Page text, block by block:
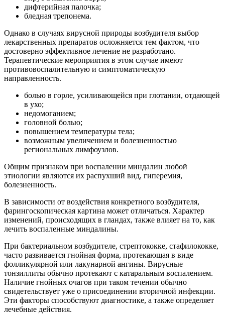
дифтерийная палочка;
бледная трепонема.
Однако в случаях вирусной природы возбудителя выбор
лекарственных препаратов осложняется тем фактом, что
достоверно эффективное лечение не разработано.
Терапевтические мероприятия в этом случае имеют
противовоспалительную и симптоматическую
направленность.
болью в горле, усиливающейся при глотании, отдающей
в ухо;
недомоганием;
головной болью;
повышением температуры тела;
возможным увеличением и болезненностью
региональных лимфоузлов.
Общим признаком при воспалении миндалин любой
этиологии являются их распухший вид, гиперемия,
болезненность.
В зависимости от воздействия конкретного возбудителя,
фарингоскопическая картина может отличаться. Характер
изменений, происходящих в гландах, также влияет на то, как
лечить воспаленные миндалины.
При бактериальном возбудителе, стрептококке, стафилококке,
часто развивается гнойная форма, протекающая в виде
фолликулярной или лакунарной ангины. Вирусные
тонзиллиты обычно протекают с катаральным воспалением.
Наличие гнойных очагов при таком течении обычно
свидетельствует уже о присоединении вторичной инфекции.
Эти факторы способствуют диагностике, а также определяет
лечебные действия.